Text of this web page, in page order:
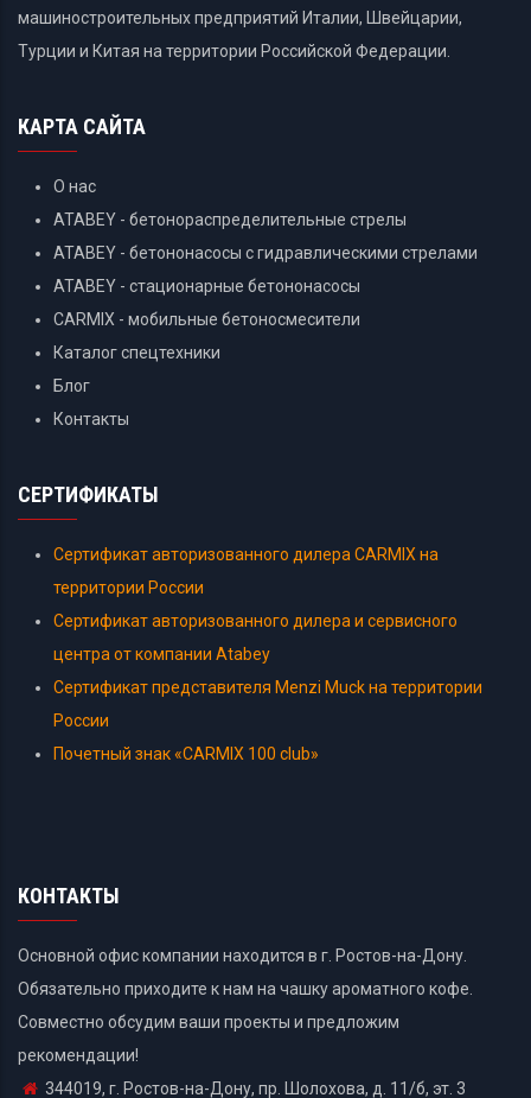
машиностроительных предприятий Италии, Швейцарии,
Турции и Китая на территории Российской Федерации.
КАРТА САЙТА
О нас
ATABEY - бетонораспределительные стрелы
ATABEY - бетононасосы с гидравлическими стрелами
ATABEY - стационарные бетононасосы
CARMIX - мобильные бетоносмесители
Каталог спецтехники
Блог
Контакты
СЕРТИФИКАТЫ
Сертификат авторизованного дилера CARMIX на
территории России
Сертификат авторизованного дилера и сервисного
центра от компании Atabey
Сертификат представителя Menzi Muck на территории
России
Почетный знак «CARMIX 100 club»
КОНТАКТЫ
Основной офис компании находится в г. Ростов-на-Дону.
Обязательно приходите к нам на чашку ароматного кофе.
Совместно обсудим ваши проекты и предложим
рекомендации!
344019, г. Ростов-на-Дону, пр. Шолохова, д. 11/б, эт. 3